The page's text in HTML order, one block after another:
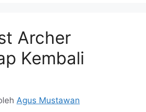
Archer
Kembali
Agus Mustawan